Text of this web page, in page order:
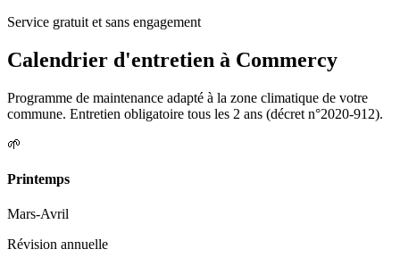
Service gratuit et sans engagement
Calendrier d'entretien à Commercy
Programme de maintenance adapté à la zone climatique de votre
commune. Entretien obligatoire tous les 2 ans (décret n°2020-912).
🌱
Printemps
Mars-Avril
Révision annuelle